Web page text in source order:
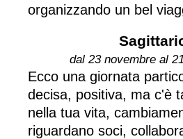
organizzando un bel
dal 23 novembre al
Ecco una giornata
decisa, positiva, ma c'è
nella tua vita,
riguardano soci,